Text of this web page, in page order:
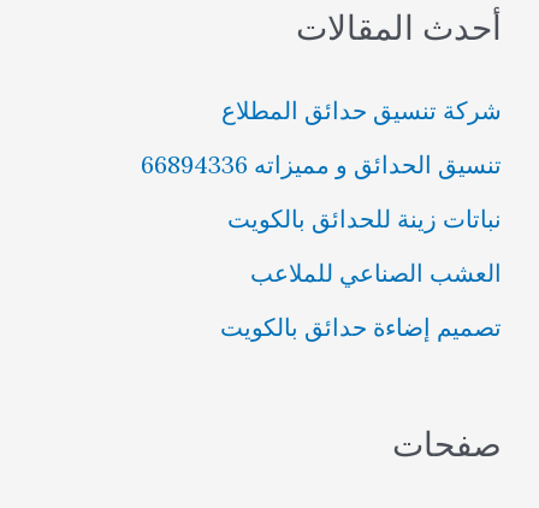
ح
ع
ن
:
أحدث المقالات
شركة تنسيق حدائق المطلاع
تنسيق الحدائق و مميزاته 66894336
نباتات زينة للحدائق بالكويت
العشب الصناعي للملاعب
تصميم إضاءة حدائق بالكويت
صفحات